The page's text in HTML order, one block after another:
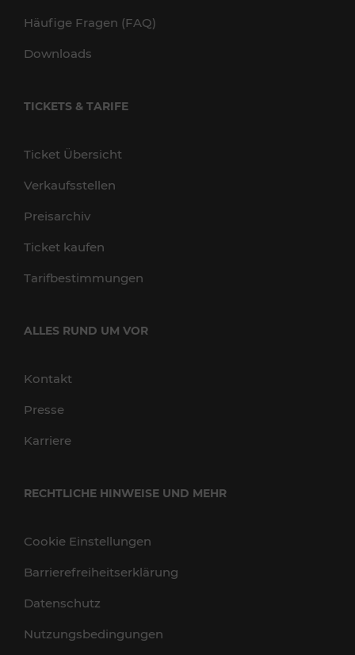
Häufige Fragen (FAQ)
Downloads
TICKETS & TARIFE
Ticket Übersicht
Verkaufsstellen
Preisarchiv
Ticket kaufen
Tarifbestimmungen
ALLES RUND UM VOR
Kontakt
Presse
Karriere
RECHTLICHE HINWEISE UND MEHR
Cookie Einstellungen
Barrierefreiheitserklärung
Datenschutz
Nutzungsbedingungen